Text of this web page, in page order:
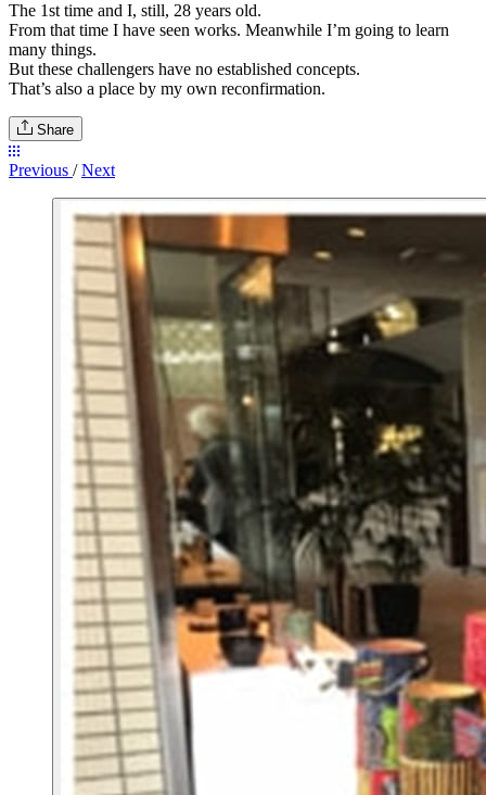
The 1st time and I, still, 28 years old.
From that time I have seen works. Meanwhile I’m going to learn
many things.
But these challengers have no established concepts.
That’s also a place by my own reconfirmation.
Share
Previous / Next